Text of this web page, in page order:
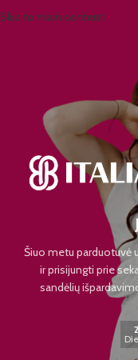
Skip to main content
Šiuo metu parduotuvė
ir prisijungti prie
sandėlių